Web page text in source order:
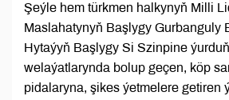
Şeýle hem türkmen halkynyň Milli
Maslahatynyň Başlygy Gurbanguly
Hytaýyň Başlygy Si Szinpine
welaýatlarynda bolup geçen, köp
pidalaryna, şikes ýetmelere getiren